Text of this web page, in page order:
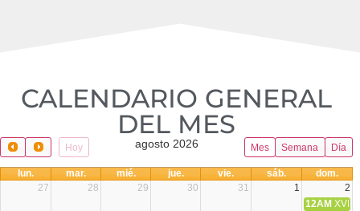
CALENDARIO GENERAL
DEL MES​
Hoy Mes Semana Día
agosto 2026
lun. mar. mié. jue. vie. sáb.
dom.
27
28 29 30 31 1
2
12AM XVIII